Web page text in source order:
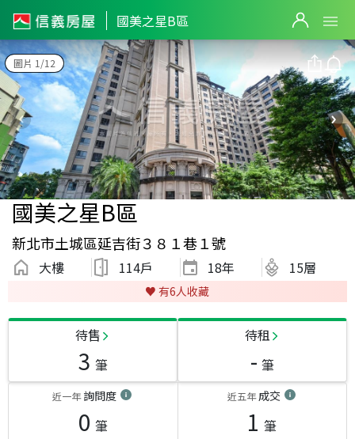
國美之星B區
圖片 1/12
國美之星B區
新北市土城區延吉街３８１巷１號
大樓 114戶 18年 15層
♥️ 有6人收藏
待售
3 筆
待租
- 筆
近一年詢問度
0 筆
近五年成交
1 筆